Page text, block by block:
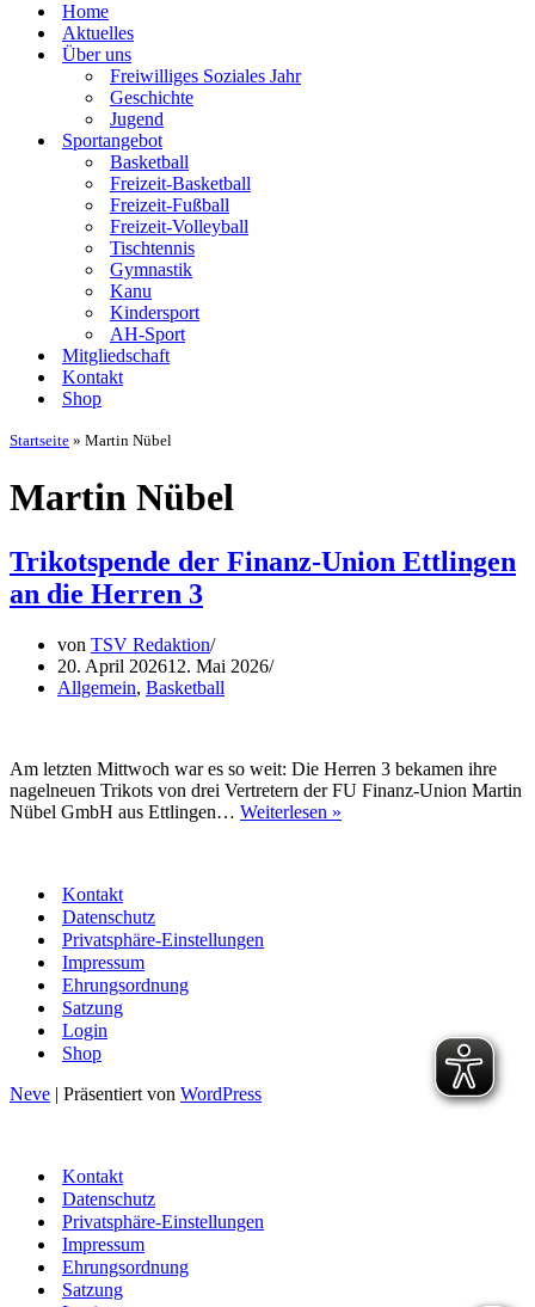
Home
Aktuelles
Über uns
Freiwilliges Soziales Jahr
Geschichte
Jugend
Sportangebot
Basketball
Freizeit-Basketball
Freizeit-Fußball
Freizeit-Volleyball
Tischtennis
Gymnastik
Kanu
Kindersport
AH-Sport
Mitgliedschaft
Kontakt
Shop
Startseite » Martin Nübel
Martin Nübel
Trikotspende der Finanz-Union Ettlingen
an die Herren 3
von TSV Redaktion
20. April 202612. Mai 2026
Allgemein, Basketball
Am letzten Mittwoch war es so weit: Die Herren 3 bekamen ihre
nagelneuen Trikots von drei Vertretern der FU Finanz-Union Martin
Nübel GmbH aus Ettlingen… Weiterlesen »
Kontakt
Datenschutz
Privatsphäre-Einstellungen
Impressum
Ehrungsordnung
Satzung
Login
Shop
Neve | Präsentiert von WordPress
Kontakt
Datenschutz
Privatsphäre-Einstellungen
Impressum
Ehrungsordnung
Satzung